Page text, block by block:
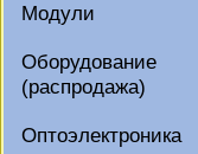
Модули
Оборудование
(распродажа)
Оптоэлектроника